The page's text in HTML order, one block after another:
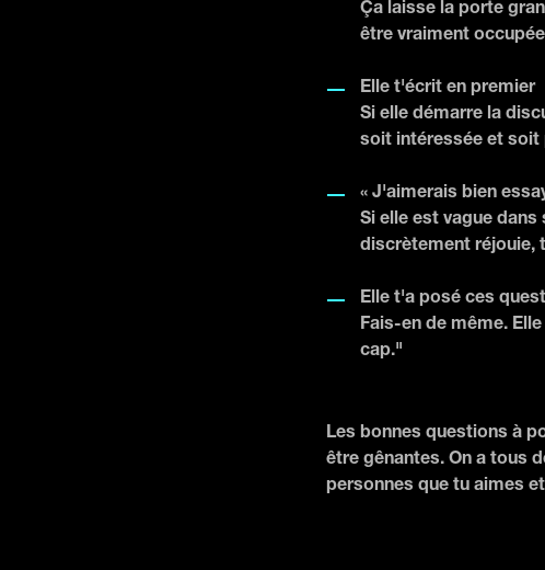
Ça laisse la porte
être vraiment
Elle t'écrit en premier
Si elle démarre la
soit intéressée et soit
« J'aimerais bien
Si elle est vague
discrètement réjouie,
Elle t'a posé ces
Fais-en de même.
cap."
Les bonnes questions à
être gênantes. On a tous
personnes que tu aimes